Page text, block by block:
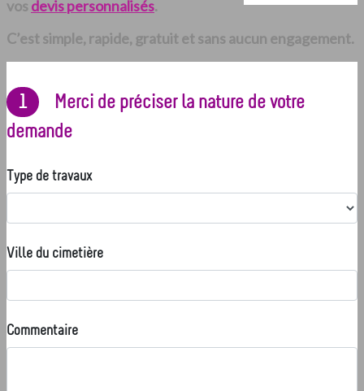
vos devis personnalisés.
C’est simple, rapide, gratuit et sans aucun engagement.